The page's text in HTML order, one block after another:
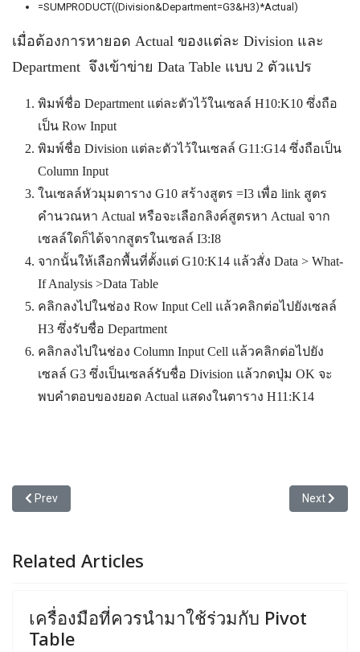
=SUMPRODUCT((Division&Department=G3&H3)*Actual)
เมื่อต้องการหายอด Actual ของแต่ละ Division และ
Department จึงเข้าข่าย Data Table แบบ 2 ตัวแปร
พิมพ์ชื่อ Department แต่ละตัวไว้ในเซลล์ H10:K10 ซึ่งถือ
เป็น Row Input
พิมพ์ชื่อ Division แต่ละตัวไว้ในเซลล์ G11:G14 ซึ่งถือเป็น
Column Input
ในเซลล์หัวมุมตาราง G10 สร้างสูตร =I3 เพื่อ link สูตร
คำนวณหา Actual หรือจะเลือกลิงค์สูตรหา Actual จาก
เซลล์ใดก็ได้จากสูตรในเซลล์ I3:I8
จากนั้นให้เลือกพื้นที่ตั้งแต่ G10:K14 แล้วสั่ง Data > What-
If Analysis >Data Table
คลิกลงไปในช่อง Row Input Cell แล้วคลิกต่อไปยังเซลล์
H3 ซึ่งรับชื่อ Department
คลิกลงไปในช่อง Column Input Cell แล้วคลิกต่อไปยัง
เซลล์ G3 ซึ่งเป็นเซลล์รับชื่อ Division แล้วกดปุ่ม OK จะ
พบคำตอบของยอด Actual แสดงในตาราง H11:K14
Previous article: วิธีหายอดรวมแยกประเภทด้วยสูตร DSum
Prev Next
Next
Related Articles
เครื่องมือที่ควรนำมาใช้ร่วมกับ Pivot
Table